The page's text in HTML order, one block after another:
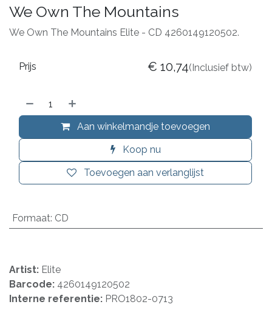
We Own The Mountains
We Own The Mountains Elite - CD 4260149120502.
Aan winkelmandje toevoegen
Koop nu
Toevoegen aan verlanglijst
Prijs € 10,74(Inclusief btw)
Formaat: CD
Artist: Elite
Barcode: 4260149120502
Interne referentie: PRO1802-0713